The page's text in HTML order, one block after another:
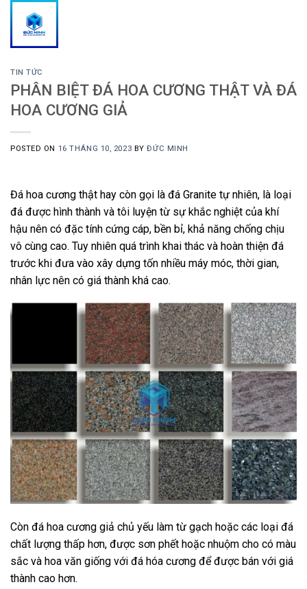
Skip
content
TIN TỨC
PHÂN BIỆT ĐÁ HOA CƯƠNG THẬT VÀ ĐÁ
HOA CƯƠNG GIẢ
POSTED ON 16 THÁNG 10, 2023 BYĐỨC MINH
Đá hoa cương thật hay còn gọi là đá Granite tự nhiên, là loại
đá được hình thành và tôi luyện từ sự khắc nghiệt của khí
hậu nên có đặc tính cứng cáp, bền bỉ, khả năng chống chịu
vô cùng cao. Tuy nhiên quá trình khai thác và hoàn thiện đá
trước khi đưa vào xây dựng tốn nhiều máy móc, thời gian,
nhân lực nên có giá thành khá cao.
Còn đá hoa cương giả chủ yếu làm từ gạch hoặc các loại đá
chất lượng thấp hơn, được sơn phết hoặc nhuộm cho có màu
sắc và hoa văn giống với đá hóa cương để được bán với giá
thành cao hơn.